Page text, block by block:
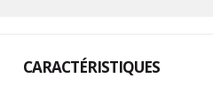
CARACTÉRISTIQUES